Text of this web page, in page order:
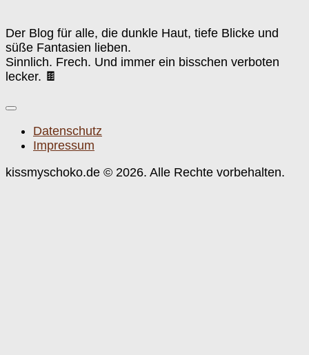
Der Blog für alle, die dunkle Haut, tiefe Blicke und
süße Fantasien lieben.
Sinnlich. Frech. Und immer ein bisschen verboten
lecker. 🍫
Datenschutz
Impressum
kissmyschoko.de © 2026. Alle Rechte vorbehalten.